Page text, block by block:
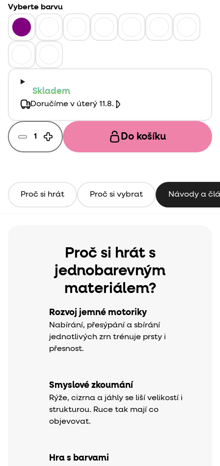
Vyberte barvu
Skladem
Doručíme v úterý 11.8.
Do košíku
Proč si hrát Proč si vybrat Návody a
Proč si hrát s
jednobarevným
materiálem?
Rozvoj jemné motoriky
Nabírání, přesýpání a sbírání
jednotlivých zrn trénuje prsty i
přesnost.
Smyslové zkoumání
Rýže, cizrna a jáhly se liší velikostí i
strukturou. Ruce tak mají co
objevovat.
Hra s barvami